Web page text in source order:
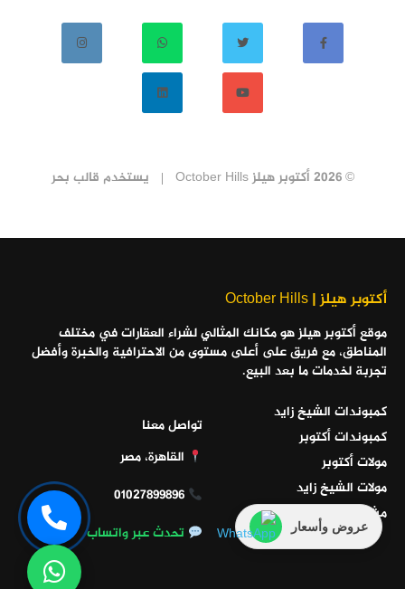
عروض وأسعار
© 2026 أكتوبر هيلز October Hills يستخدم قالب بحر
أكتوبر هيلز | October Hills
موقع أكتوبر هيلز هو مكانك المثالي لشراء العقارات في مختلف
المناطق، مع فريق على أعلى مستوى من الاحترافية والخبرة وأفضل
تجربة لخدمات ما بعد البيع.
كمبوندات الشيخ زايد
كمبوندات أكتوبر
مولات أكتوبر
مولات الشيخ زايد
مشاريع الساحل الشمالي
تواصل معنا
القاهرة، مصر
01027899896
تحدث عبر واتساب